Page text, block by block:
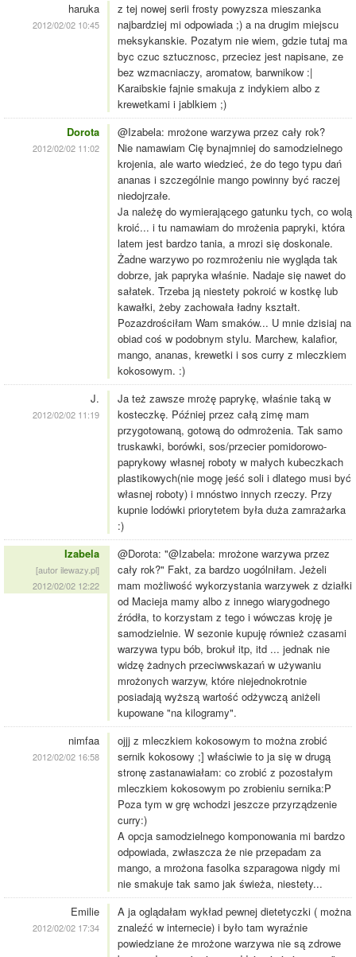
haruka
2012/02/02 10:45
z tej nowej serii frosty powyzsza mieszanka
najbardziej mi odpowiada ;) a na drugim miejscu
meksykanskie. Pozatym nie wiem, gdzie tutaj ma
byc czuc sztucznosc, przeciez jest napisane, ze
bez wzmacniaczy, aromatow, barwnikow :|
Karaibskie fajnie smakuja z indykiem albo z
krewetkami i jablkiem ;)
Dorota
2012/02/02 11:02
@Izabela: mrożone warzywa przez cały rok?
Nie namawiam Cię bynajmniej do samodzielnego
krojenia, ale warto wiedzieć, że do tego typu dań
ananas i szczególnie mango powinny być raczej
niedojrzałe.
Ja należę do wymierającego gatunku tych, co wolą
kroić... i tu namawiam do mrożenia papryki, która
latem jest bardzo tania, a mrozi się doskonale.
Żadne warzywo po rozmrożeniu nie wygląda tak
dobrze, jak papryka właśnie. Nadaje się nawet do
sałatek. Trzeba ją niestety pokroić w kostkę lub
kawałki, żeby zachowała ładny kształt.
Pozazdrościłam Wam smaków... U mnie dzisiaj na
obiad coś w podobnym stylu. Marchew, kalafior,
mango, ananas, krewetki i sos curry z mleczkiem
kokosowym. :)
J.
2012/02/02 11:19
Ja też zawsze mrożę paprykę, właśnie taką w
kosteczkę. Później przez całą zimę mam
przygotowaną, gotową do odmrożenia. Tak samo
truskawki, borówki, sos/przecier pomidorowo-
paprykowy własnej roboty w małych kubeczkach
plastikowych(nie mogę jeść soli i dlatego musi być
własnej roboty) i mnóstwo innych rzeczy. Przy
kupnie lodówki priorytetem była duża zamrażarka
:)
Izabela
[autor ilewazy.pl]
2012/02/02 12:22
@Dorota: "@Izabela: mrożone warzywa przez
cały rok?" Fakt, za bardzo uogólniłam. Jeżeli
mam możliwość wykorzystania warzywek z działki
od Macieja mamy albo z innego wiarygodnego
źródła, to korzystam z tego i wówczas kroję je
samodzielnie. W sezonie kupuję również czasami
warzywa typu bób, brokuł itp, itd ... jednak nie
widzę żadnych przeciwwskazań w używaniu
mrożonych warzyw, które niejednokrotnie
posiadają wyższą wartość odżywczą aniżeli
kupowane "na kilogramy".
nimfaa
2012/02/02 16:58
ojjj z mleczkiem kokosowym to można zrobić
sernik kokosowy ;] właściwie to ja się w drugą
stronę zastanawiałam: co zrobić z pozostałym
mleczkiem kokosowym po zrobieniu sernika:P
Poza tym w grę wchodzi jeszcze przyrządzenie
curry:)
A opcja samodzielnego komponowania mi bardzo
odpowiada, zwłaszcza że nie przepadam za
mango, a mrożona fasolka szparagowa nigdy mi
nie smakuje tak samo jak świeża, niestety...
Emilie
2012/02/02 17:34
A ja oglądałam wykład pewnej dietetyczki ( można
znaleźć w internecie) i było tam wyraźnie
powiedziane że mrożone warzywa nie są zdrowe